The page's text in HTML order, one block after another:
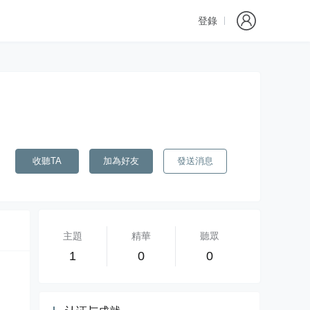
登錄
收聽TA 加為好友 發送消息
主題
1
精華
0
聽眾
0